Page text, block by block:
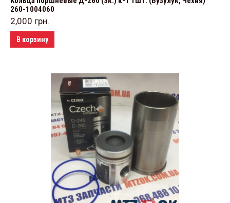
260-1004060
2,000 грн.
В корзину